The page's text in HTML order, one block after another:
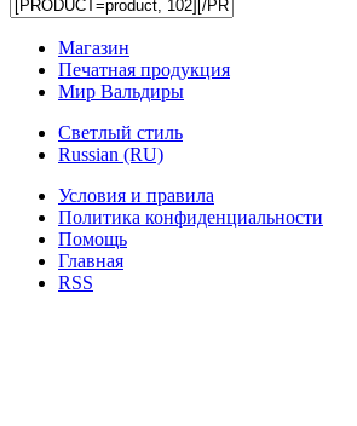
Магазин
Печатная продукция
Мир Вальдиры
Светлый стиль
Russian (RU)
Условия и правила
Политика конфиденциальности
Помощь
Главная
RSS